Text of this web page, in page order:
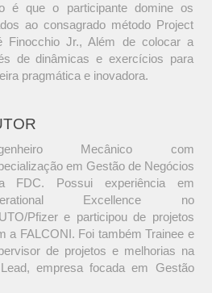
é que o participante domine os
ao consagrado método Project
Finocchio Jr., Além de colocar a
de dinâmicas e exercícios para
pragmática e inovadora.
Mecânico com
em Gestão de Negócios
FDC. Possui experiência em
Excellence no
Pfizer e participou de projetos
a FALCONI. Foi também Trainee e
de projetos e melhorias na
empresa focada em Gestão